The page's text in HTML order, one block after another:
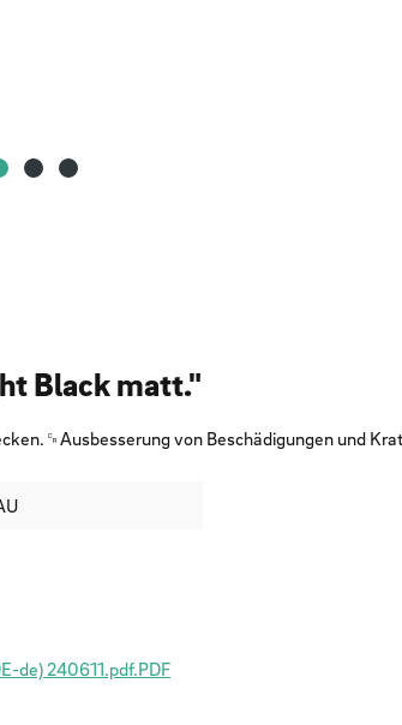
Black matt."
von Beschädigungen und
de) 240611.pdf.PDF